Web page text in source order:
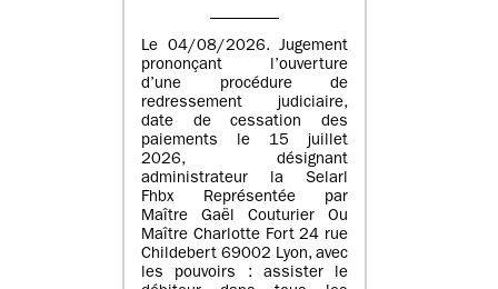
Le 04/08/2026. Jugement
prononçant l’ouverture
d’une procédure de
redressement judiciaire,
date de cessation des
paiements le 15 juillet
2026, désignant
administrateur la Selarl
Fhbx Représentée par
Maître Gaël Couturier Ou
Maître Charlotte Fort 24 rue
Childebert 69002 Lyon, avec
les pouvoirs : assister le